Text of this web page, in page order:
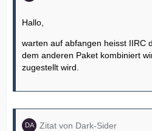
Hallo,
warten auf abfangen heisst IIRC
dem anderen Paket kombiniert
zugestellt wird.
Zitat von Dark-Sider